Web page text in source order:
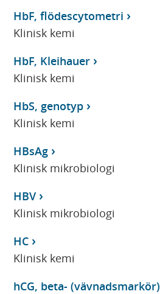
HbF, flödescytometri
Klinisk kemi
HbF, Kleihauer
Klinisk kemi
HbS, genotyp
Klinisk kemi
HBsAg
Klinisk mikrobiologi
HBV
Klinisk mikrobiologi
HC
Klinisk kemi
hCG, beta- (vävnadsmarkör)